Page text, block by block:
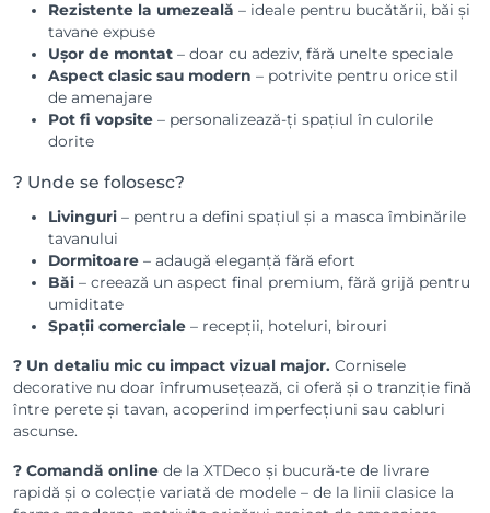
Rezistente la umezeală – ideale pentru bucătării, băi și
tavane expuse
Ușor de montat – doar cu adeziv, fără unelte speciale
Aspect clasic sau modern – potrivite pentru orice stil
de amenajare
Pot fi vopsite – personalizează-ți spațiul în culorile
dorite
? Unde se folosesc?
Livinguri – pentru a defini spațiul și a masca îmbinările
tavanului
Dormitoare – adaugă eleganță fără efort
Băi – creează un aspect final premium, fără grijă pentru
umiditate
Spații comerciale – recepții, hoteluri, birouri
? Un detaliu mic cu impact vizual major. Cornisele
decorative nu doar înfrumusețează, ci oferă și o tranziție fină
între perete și tavan, acoperind imperfecțiuni sau cabluri
ascunse.
? Comandă online de la XTDeco și bucură-te de livrare
rapidă și o colecție variată de modele – de la linii clasice la